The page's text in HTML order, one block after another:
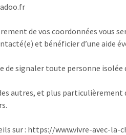
de vos coordonnées vous
et bénéficier d’une aide
de signaler toute personne isolée
autres, et plus particulièrement
sur : https://www.vivre-avec-la-